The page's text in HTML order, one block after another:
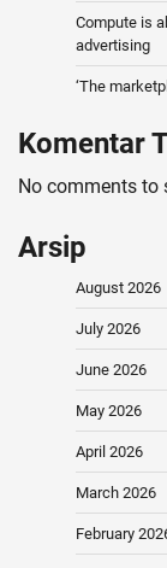
Compute is
advertising
‘The
Komentar
No comments to
Arsip
August 2026
July 2026
June 2026
May 2026
April 2026
March 2026
February